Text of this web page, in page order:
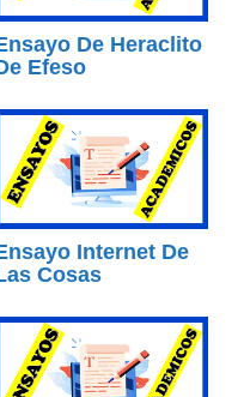
De Heraclito
Efeso
Internet De
Cosas